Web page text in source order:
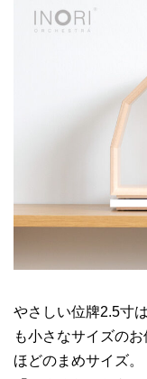
やさしい位牌2.5寸
も小さなサイズの
ほどのまめサイズ。